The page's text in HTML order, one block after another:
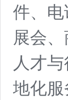
件、
展会
人才
地化